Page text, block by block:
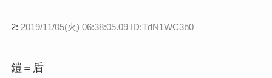
2: 2019/11/05(火) 06:38:05.09 ID:TdN1WC3b0
鎧＝盾